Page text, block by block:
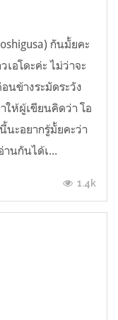
กันมั้ยคะ
อโดะค่ะ ไม่ว่าจะ
นข้างระมัดระวัง
ให้ผู้เขียนคิดว่า โอ
ะอยากรู้มั้ยคะว่า
นกันได้เ...
1.4k